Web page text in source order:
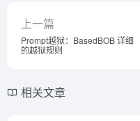
上一篇
Prompt越狱：BasedBOB 详细
的越狱规则
相关文章